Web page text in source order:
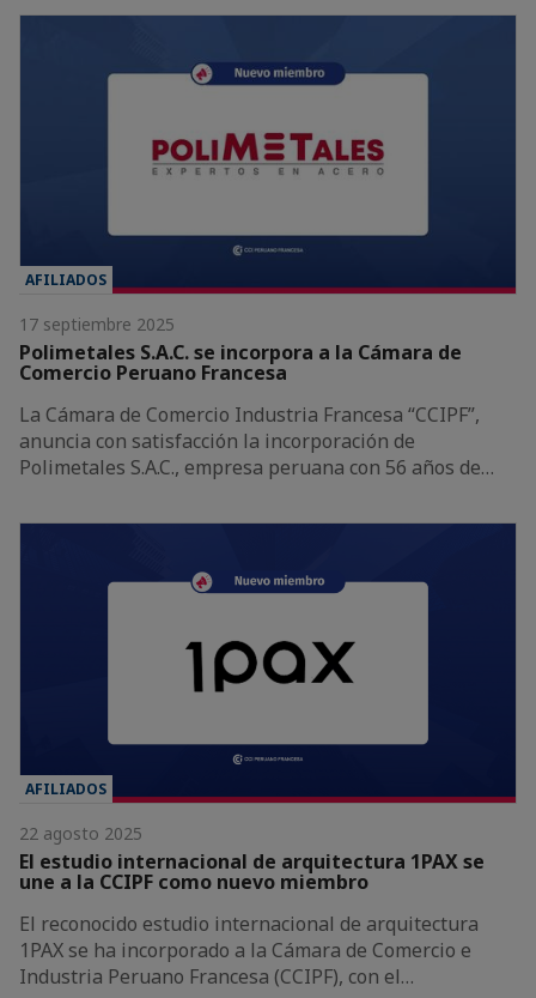
AFILIADOS
17 septiembre 2025
Polimetales S.A.C. se incorpora a la Cámara de
Comercio Peruano Francesa
La Cámara de Comercio Industria Francesa “CCIPF”,
anuncia con satisfacción la incorporación de
Polimetales S.A.C., empresa peruana con 56 años de…
AFILIADOS
22 agosto 2025
El estudio internacional de arquitectura 1PAX se
une a la CCIPF como nuevo miembro
El reconocido estudio internacional de arquitectura
1PAX se ha incorporado a la Cámara de Comercio e
Industria Peruano Francesa (CCIPF), con el…